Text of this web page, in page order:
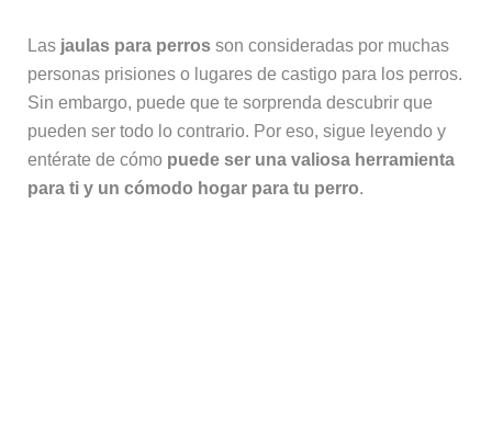
Las jaulas para perrosson consideradas por muchas
personas prisiones o lugares de castigo para los perros.
Sin embargo, puede que te sorprenda descubrir que
pueden ser todo lo contrario. Por eso, sigue leyendo y
entérate de cómo puede ser una valiosa herramienta
para ti y un cómodo hogar para tu perro.